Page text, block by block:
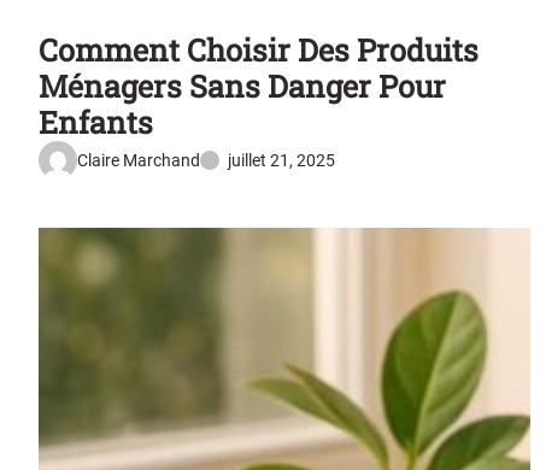
Comment Choisir Des Produits
Ménagers Sans Danger Pour
Enfants
Claire Marchand juillet 21, 2025